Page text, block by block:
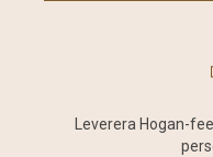
Leverera Hogan-